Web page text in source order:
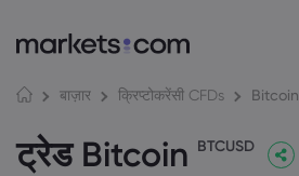
बाज़ार क्रिप्टोकरेंसी CFDs Bitcoin
ट्रेड Bitcoin BTCUSD